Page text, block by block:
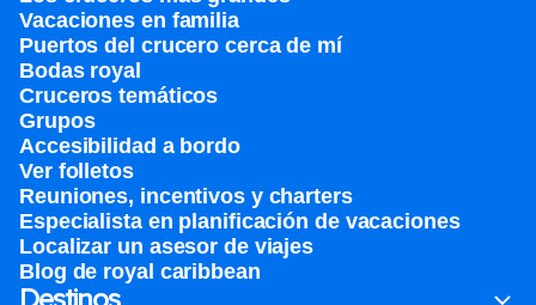
Vacaciones en familia
Puertos del crucero cerca de mí
Bodas royal
Cruceros temáticos
Grupos
Accesibilidad a bordo
Ver folletos
Reuniones, incentivos y charters​
Especialista en planificación de vacaciones
Localizar un asesor de viajes
Blog de royal caribbean